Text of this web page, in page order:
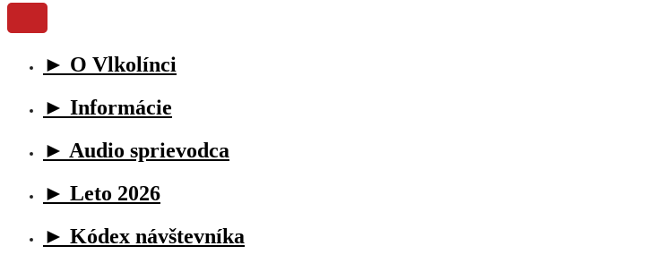
► O Vlkolínci
► Informácie
► Audio sprievodca
► Leto 2026
► Kódex návštevníka